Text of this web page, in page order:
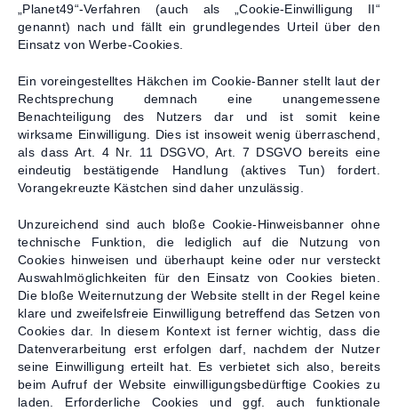
Kontakt
„Planet49“-Verfahren (auch als „Cookie-Einwilligung II“
genannt) nach und fällt ein grundlegendes Urteil über den
Einsatz von Werbe-Cookies.
Ein voreingestelltes Häkchen im Cookie‑Banner stellt laut der
Rechtsprechung demnach eine unangemessene
Benachteiligung des Nutzers dar und ist somit keine
wirksame Einwilligung. Dies ist insoweit wenig überraschend,
als dass Art. 4 Nr. 11 DSGVO, Art. 7 DSGVO bereits eine
eindeutig bestätigende Handlung (aktives Tun) fordert.
Vorangekreuzte Kästchen sind daher unzulässig.
Unzureichend sind auch bloße Cookie-Hinweisbanner ohne
technische Funktion, die lediglich auf die Nutzung von
Cookies hinweisen und überhaupt keine oder nur versteckt
Auswahlmöglichkeiten für den Einsatz von Cookies bieten.
Die bloße Weiternutzung der Website stellt in der Regel keine
klare und zweifelsfreie Einwilligung betreffend das Setzen von
Cookies dar. In diesem Kontext ist ferner wichtig, dass die
Datenverarbeitung erst erfolgen darf, nachdem der Nutzer
seine Einwilligung erteilt hat. Es verbietet sich also, bereits
beim Aufruf der Website einwilligungsbedürftige Cookies zu
laden. Erforderliche Cookies und ggf. auch funktionale